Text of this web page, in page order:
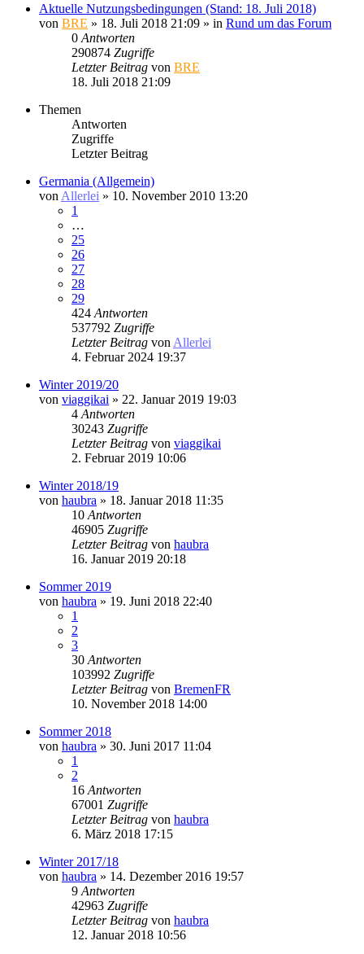
Aktuelle Nutzungsbedingungen (Stand: 18. Juli 2018)
von BRE » 18. Juli 2018 21:09 » in Rund um das Forum
0 Antworten
290874 Zugriffe
Letzter Beitrag von BRE
18. Juli 2018 21:09
Themen
Antworten
Zugriffe
Letzter Beitrag
Germania (Allgemein)
von Allerlei » 10. November 2010 13:20
1
…
25
26
27
28
29
424 Antworten
537792 Zugriffe
Letzter Beitrag von Allerlei
4. Februar 2024 19:37
Winter 2019/20
von viaggikai » 22. Januar 2019 19:03
4 Antworten
30243 Zugriffe
Letzter Beitrag von viaggikai
2. Februar 2019 10:06
Winter 2018/19
von haubra » 18. Januar 2018 11:35
10 Antworten
46905 Zugriffe
Letzter Beitrag von haubra
16. Januar 2019 20:18
Sommer 2019
von haubra » 19. Juni 2018 22:40
1
2
3
30 Antworten
103992 Zugriffe
Letzter Beitrag von BremenFR
10. November 2018 14:00
Sommer 2018
von haubra » 30. Juni 2017 11:04
1
2
16 Antworten
67001 Zugriffe
Letzter Beitrag von haubra
6. März 2018 17:15
Winter 2017/18
von haubra » 14. Dezember 2016 19:57
9 Antworten
42963 Zugriffe
Letzter Beitrag von haubra
12. Januar 2018 10:56